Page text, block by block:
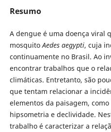
Resumo
A dengue é uma doença viral
mosquitoAedes aegypti, cuja
continuamente no Brasil. Ao
encontrar trabalhos que o
climáticas. Entretanto, são
que tentam relacionar a
elementos da paisagem,
hipsometria e declividade.
trabalho é caracterizar a